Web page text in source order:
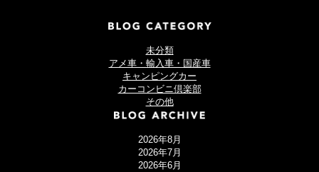
未分類
アメ車・輸入車・国産車
キャンピングカー
カーコンビニ倶楽部
その他
2026年8月
2026年7月
2026年6月